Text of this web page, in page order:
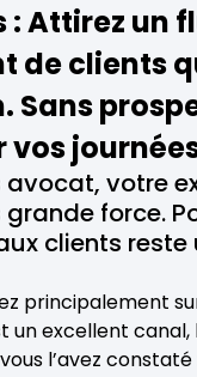
: Attirez un
de clients
Sans
vos
avocat, votre
force.
clients reste
principalement
un excellent
l’avez